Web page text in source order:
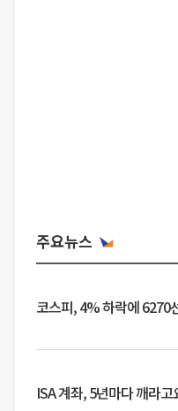
주요뉴스
코스피, 4% 하락에 6270
ISA 계좌, 5년마다 깨라